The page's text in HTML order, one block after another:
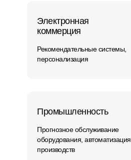
Электронная
коммерция
Рекомендательные системы,
персонализация
Промышленность
Прогнозное обслуживание
оборудования, автоматизация
производств